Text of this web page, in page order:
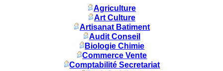
Agriculture
Art Culture
Artisanat Batiment
Audit Conseil
Biologie Chimie
Commerce Vente
Comptabilité Secretariat